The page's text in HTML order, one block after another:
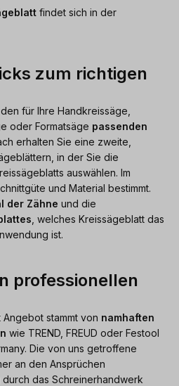
findet sich in der
zum richtigen
für Ihre Handkreissäge,
oder Formatsäge passenden
erhalten Sie eine zweite,
in der Sie die
auswählen. Im
und Material bestimmt.
der Zähne und die
, welches Kreissägeblatt das
ist.
professionellen
stammt von namhaften
wie TREND, FREUD oder Festool
Die von uns getroffene
an den Ansprüchen
durch das Schreinerhandwerk